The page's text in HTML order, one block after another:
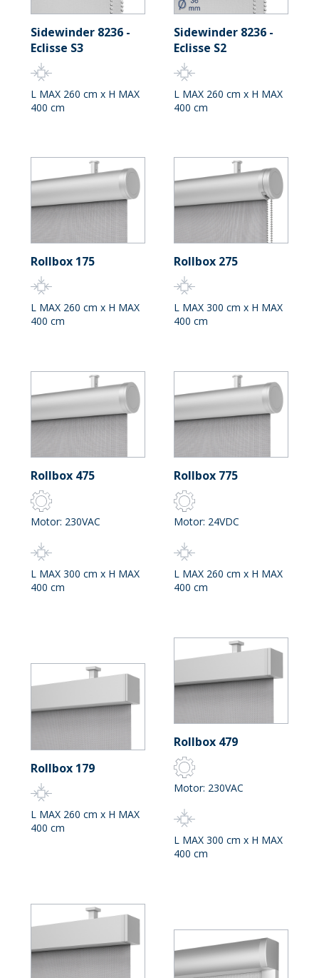
Sidewinder 8236 -
Eclisse S3
L MAX 260 cm x H MAX
400 cm
Sidewinder 8236 -
Eclisse S2
L MAX 260 cm x H MAX
400 cm
Rollbox 175
L MAX 260 cm x H MAX
400 cm
Rollbox 275
L MAX 300 cm x H MAX
400 cm
Rollbox 475
Motor: 230VAC
L MAX 300 cm x H MAX
400 cm
Rollbox 775
Motor: 24VDC
L MAX 260 cm x H MAX
400 cm
Rollbox 179
L MAX 260 cm x H MAX
400 cm
Rollbox 479
Motor: 230VAC
L MAX 300 cm x H MAX
400 cm